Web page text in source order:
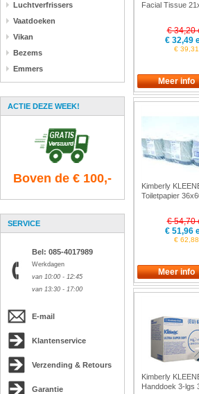
Luchtverfrissers
Vaatdoeken
Vikan
Bezems
Emmers
ACTIE DEZE WEEK!
Boven de € 100,-
SERVICE
Bel: 085-4017989
Werkdagen
van 10:00 - 12:45
van 13:30 - 17:00
E-mail
Klantenservice
Verzending & Retours
Garantie
Facial Tissue
€ 34,20
€ 32,49
€
Kimberly
Toiletpapier
€ 54,70
€ 51,96
€
Kimberly
Handdoek 3-lgs